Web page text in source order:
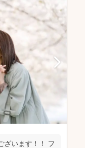
ざいます！！ フ